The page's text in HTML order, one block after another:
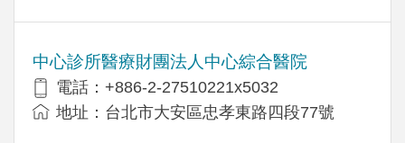
中心診所醫療財團法人中心綜合醫院
電話：+886-2-27510221x5032
地址：台北市大安區忠孝東路四段77號